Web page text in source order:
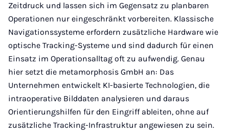
Zeitdruck und lassen sich im Gegensatz zu planbaren
Operationen nur eingeschränkt vorbereiten. Klassische
Navigationssysteme erfordern zusätzliche Hardware wie
optische Tracking-Systeme und sind dadurch für einen
Einsatz im Operationsalltag oft zu aufwendig. Genau
hier setzt die metamorphosis GmbH an: Das
Unternehmen entwickelt KI-basierte Technologien, die
intraoperative Bilddaten analysieren und daraus
Orientierungshilfen für den Eingriff ableiten, ohne auf
zusätzliche Tracking-Infrastruktur angewiesen zu sein.